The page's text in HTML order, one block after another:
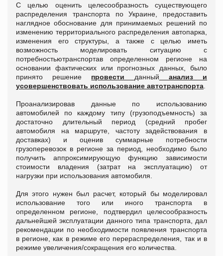
С целью оценить целесообразность существующего
распределения транспорта по Украине, предоставить
наглядное обоснование для принимаемых решений по
изменению территориального распределения автопарка,
изменения его структуры, а также с целью иметь
возможность моделировать ситуацию с
потребностьютранспортав определенном регионе на
основании фактических или прогнозных данных, было
принято решение провести данный анализ и
усовершенствовать использование автотранспорта
Проанализировав данные по использованию
автомобилей по каждому типу (грузоподъемность) за
достаточно длительный период (средний пробег
автомобиля на маршруте, частоту задействования в
доставках) и оценив суммарные потребности
грузоперевозок в регионе за период, необходимо было
получить аппроксимирующую функцию зависимости
стоимости владения (затрат на эксплуатацию) от
нагрузки при использования автомобиля.
Для этого нужен был расчет, который бы моделировал
использование того или иного транспорта в
определенном регионе, подтвердил целесообразность
дальнейшей эксплуатации данного типа транспорта, дал
рекомендации по необходимости появления транспорта
в регионе, как в режиме его перераспределения, так и в
режиме увеличения/сокращения его количества.